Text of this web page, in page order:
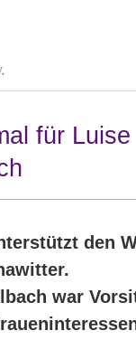
für Luise
den
war